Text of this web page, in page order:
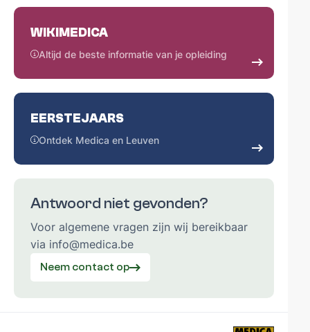
WIKIMEDICA
Altijd de beste informatie van je opleiding
EERSTEJAARS
Ontdek Medica en Leuven
Antwoord niet gevonden?
Voor algemene vragen zijn wij bereikbaar
via info@medica.be
Neem contact op